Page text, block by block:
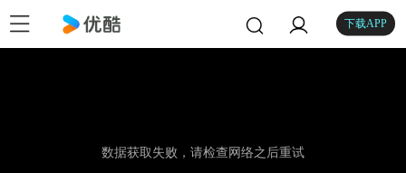
下载APP
数据获取失败，请检查网络之后重试